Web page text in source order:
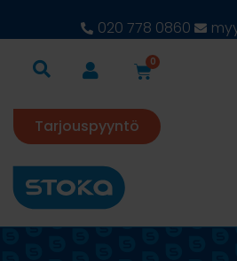
020 778 0860
0
Tarjouspyyntö